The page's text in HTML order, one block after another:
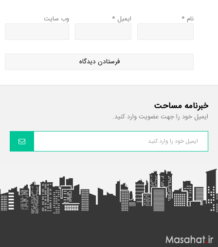
نام * ایمیل * وب‌ سایت
خبرنامه مساحت
ایمیل خود را جهت عضویت وارد کنید.